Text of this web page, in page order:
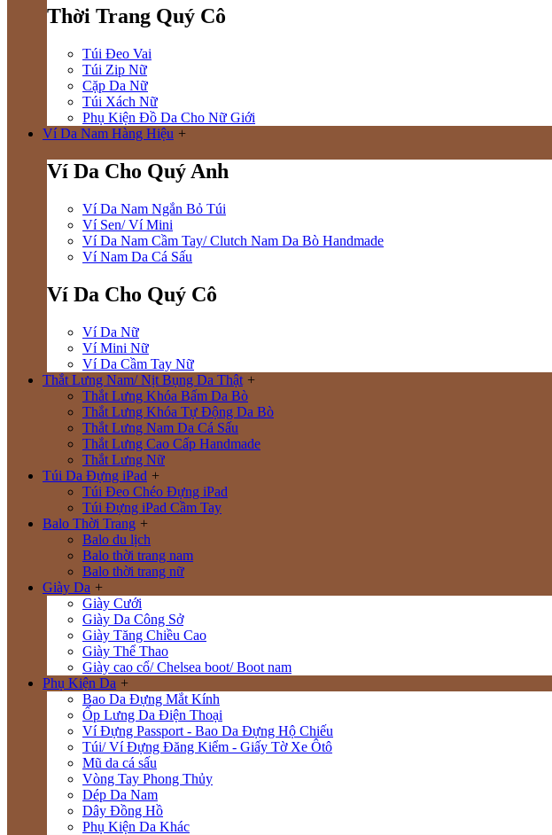
Thời Trang Quý Cô
Túi Đeo Vai
Túi Zip Nữ
Cặp Da Nữ
Túi Xách Nữ
Phụ Kiện Đồ Da Cho Nữ Giới
Ví Da Nam Hàng Hiệu +
Ví Da Cho Quý Anh
Ví Da Nam Ngắn Bỏ Túi
Ví Sen/ Ví Mini
Ví Da Nam Cầm Tay/ Clutch Nam Da Bò Handmade
Ví Nam Da Cá Sấu
Ví Da Cho Quý Cô
Ví Da Nữ
Ví Mini Nữ
Ví Da Cầm Tay Nữ
Thắt Lưng Nam/ Nịt Bụng Da Thật +
Thắt Lưng Khóa Bấm Da Bò
Thắt Lưng Khóa Tự Động Da Bò
Thắt Lưng Nam Da Cá Sấu
Thắt Lưng Cao Cấp Handmade
Thắt Lưng Nữ
Túi Da Đựng iPad +
Túi Đeo Chéo Đựng iPad
Túi Đựng iPad Cầm Tay
Balo Thời Trang +
Balo du lịch
Balo thời trang nam
Balo thời trang nữ
Giày Da +
Giày Cưới
Giày Da Công Sở
Giày Tăng Chiều Cao
Giày Thể Thao
Giày cao cổ/ Chelsea boot/ Boot nam
Phụ Kiện Da +
Bao Da Đựng Mắt Kính
Ốp Lưng Da Điện Thoại
Ví Đựng Passport - Bao Da Đựng Hộ Chiếu
Túi/ Ví Đựng Đăng Kiểm - Giấy Tờ Xe Ôtô
Mũ da cá sấu
Vòng Tay Phong Thủy
Dép Da Nam
Dây Đồng Hồ
Phụ Kiện Da Khác